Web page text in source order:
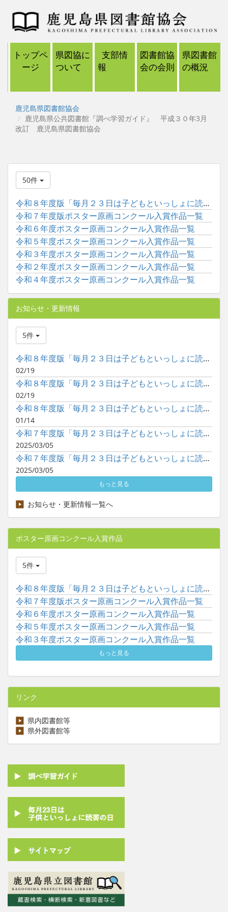
トップペ
ージ
県図協に
ついて
支部情
報
図書館協
会の会則
県図書館
の概況
鹿児島県図書館協会
鹿児島県公共図書館『調べ学習ガイド』 平成３０年3月
改訂 鹿児島県図書館協会
50件
令和８年度版「毎月２３日は子どもといっしょに読書の日」ポスタ...
令和７年度版ポスター原画コンクール入賞作品一覧
令和６年度ポスター原画コンクール入賞作品一覧
令和５年度ポスター原画コンクール入賞作品一覧
令和３年度ポスター原画コンクール入賞作品一覧
令和２年度ポスター原画コンクール入賞作品一覧
令和４年度ポスター原画コンクール入賞作品一覧
お知らせ・更新情報
5件
令和８年度版「毎月２３日は子どもといっしょに読書の日」ポスタ...
02/19
令和８年度版「毎月２３日は子どもといっしょに読書の日」ポスタ...
02/19
令和８年度版「毎月２３日は子どもといっしょに読書の日」ポスタ...
01/14
令和７年度版「毎月２３日は子どもといっしょに読書の日」ポスタ...
2025/03/05
令和７年度版「毎月２３日は子どもといっしょに読書の日」ポスタ...
2025/03/05
もっと見る
お知らせ・更新情報一覧へ
ポスター原画コンクール入賞作品
5件
令和８年度版「毎月２３日は子どもといっしょに読書の日」ポスタ...
令和７年度版ポスター原画コンクール入賞作品一覧
令和６年度ポスター原画コンクール入賞作品一覧
令和５年度ポスター原画コンクール入賞作品一覧
令和３年度ポスター原画コンクール入賞作品一覧
もっと見る
リンク
県内図書館等
県外図書館等